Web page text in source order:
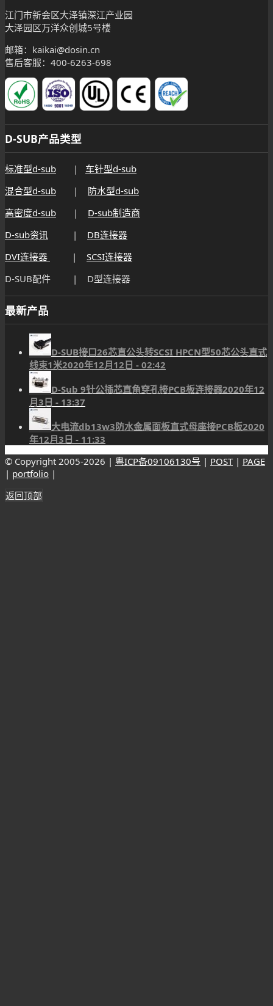
江门市新会区大泽镇深江产业园
大泽园区万洋众创城5号楼
邮箱：kaikai@dosin.cn
售后客服：400-6263-698
D-SUB产品类型
标准型d-sub | 车针型d-sub
混合型d-sub | 防水型d-sub
高密度d-sub | D-sub制造商
D-sub资讯 | DB连接器
DVI连接器
| SCSI连接器
D-SUB配件 | D型连接器
最新产品
D-SUB接口26芯直公头转SCSI HPCN型50芯公头直式
线束1米2020年12月12日 - 02:42
D-Sub 9针公插芯直角穿孔接PCB板连接器2020年12
月3日 - 13:37
大电流db13w3防水金属面板直式母座接PCB板2020
年12月3日 - 11:33
© Copyright 2005-2026 | 粤ICP备09106130号 | POST| PAGE
| portfolio |
返回顶部